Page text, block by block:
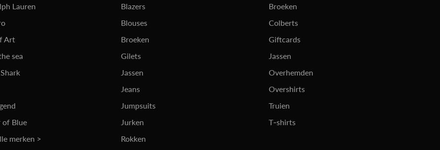
Lauren
Art
sea
of Blue
merken >
Blazers
Blouses
Broeken
Gilets
Jassen
Jeans
Jumpsuits
Jurken
Rokken
Broeken
Colberts
Giftcards
Jassen
Overhemden
Overshirts
Truien
T-shirts